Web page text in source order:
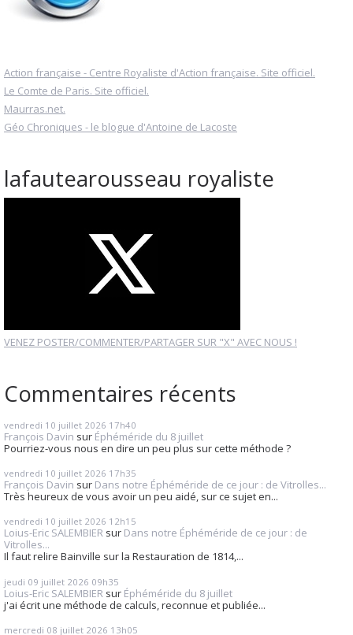
Action française - Centre Royaliste d'Action française. Site officiel.
Le Comte de Paris. Site officiel.
Maurras.net.
Géo Chroniques - le blogue d'Antoine de Lacoste
lafautearousseau royaliste
VENEZ POSTER/COMMENTER/PARTAGER SUR "X" AVEC NOUS !
Commentaires récents
vendredi 10 juillet 2026 17h40
François Davin sur Éphéméride du 8 juillet
Pourriez-vous nous en dire un peu plus sur cette méthode ?
vendredi 10 juillet 2026 17h35
François Davin sur Dans notre Éphéméride de ce jour : de Vitrolles...
Très heureux de vous avoir un peu aidé, sur ce sujet en...
vendredi 10 juillet 2026 12h15
Loius-Eric SALEMBIER sur Dans notre Éphéméride de ce jour : de
Vitrolles...
Il faut relire Bainville sur la Restauration de 1814,...
jeudi 09 juillet 2026 09h35
Loius-Eric SALEMBIER sur Éphéméride du 8 juillet
j'ai écrit une méthode de calculs, reconnue et publiée...
mercredi 08 juillet 2026 13h05